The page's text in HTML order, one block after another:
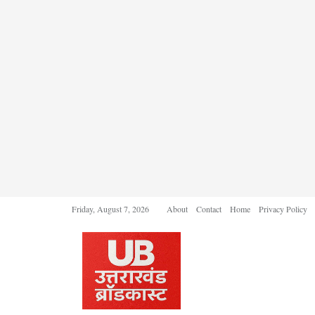
Friday, August 7, 2026 About Contact Home Privacy Policy